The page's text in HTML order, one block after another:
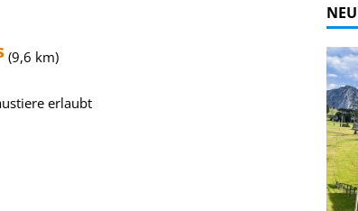
(9,6 km)
erlaubt